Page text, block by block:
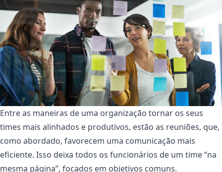
Entre as maneiras de uma organização tornar os seus
times mais alinhados e produtivos, estão as reuniões, que,
como abordado, favorecem uma comunicação mais
eficiente. Isso deixa todos os funcionários de um time “na
mesma página”, focados em objetivos comuns.